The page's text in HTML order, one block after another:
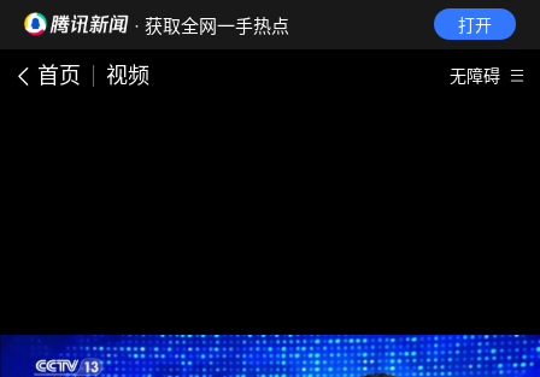
· 获取全网一手热点 打开
首页 视频 无障碍